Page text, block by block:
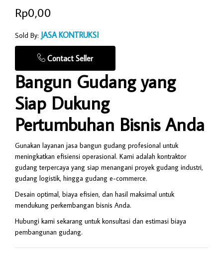
Rp0,00
Sold By: JASA KONTRUKSI
Contact Seller
Bangun Gudang yang
Siap Dukung
Pertumbuhan Bisnis Anda
Gunakan layanan jasa bangun gudang profesional untuk
meningkatkan efisiensi operasional. Kami adalah kontraktor
gudang terpercaya yang siap menangani proyek gudang industri,
gudang logistik, hingga gudang e-commerce.
Desain optimal, biaya efisien, dan hasil maksimal untuk
mendukung perkembangan bisnis Anda.
Hubungi kami sekarang untuk konsultasi dan estimasi biaya
pembangunan gudang.